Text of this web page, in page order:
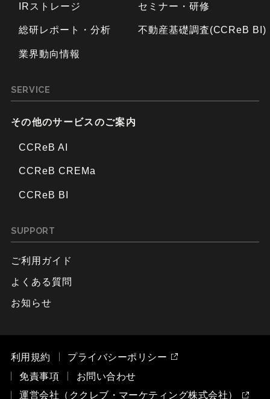
IRストレージ
総研レポート・分析
業界動向情報
セミナー・研修
不動産基礎調査(CCReB BI)
SERVICE
その他のサービスのご案内
CCReB AI
CCReB CREMa
CCReB BI
SUPPORT
ご利用ガイド
よくある質問
お知らせ
利用規約
プライバシーポリシー
免責事項
お問い合わせ
運営会社（ククレブ・マーケティング株式会社）